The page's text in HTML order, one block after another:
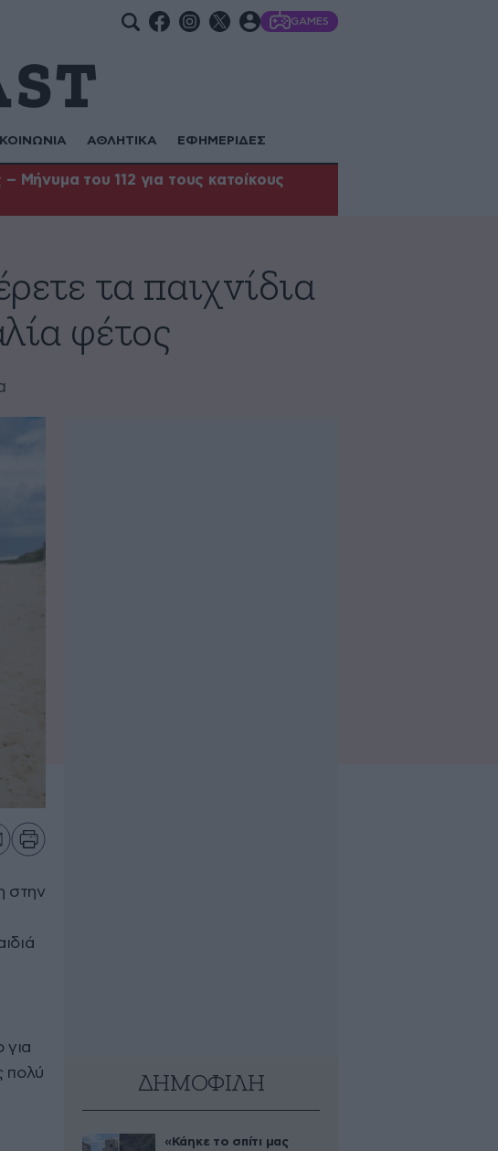
GAMES
ΚΟΙΝΩΝΙΑ ΑΘΛΗΤΙΚΑ ΕΦΗΜΕΡΙΔΕΣ
του 112 για τους κατοίκους
τα παιχνίδια
φέτος
στην
για
πολύ
ΔΗΜΟΦΙΛΗ
«Κάηκε το σπίτι μας